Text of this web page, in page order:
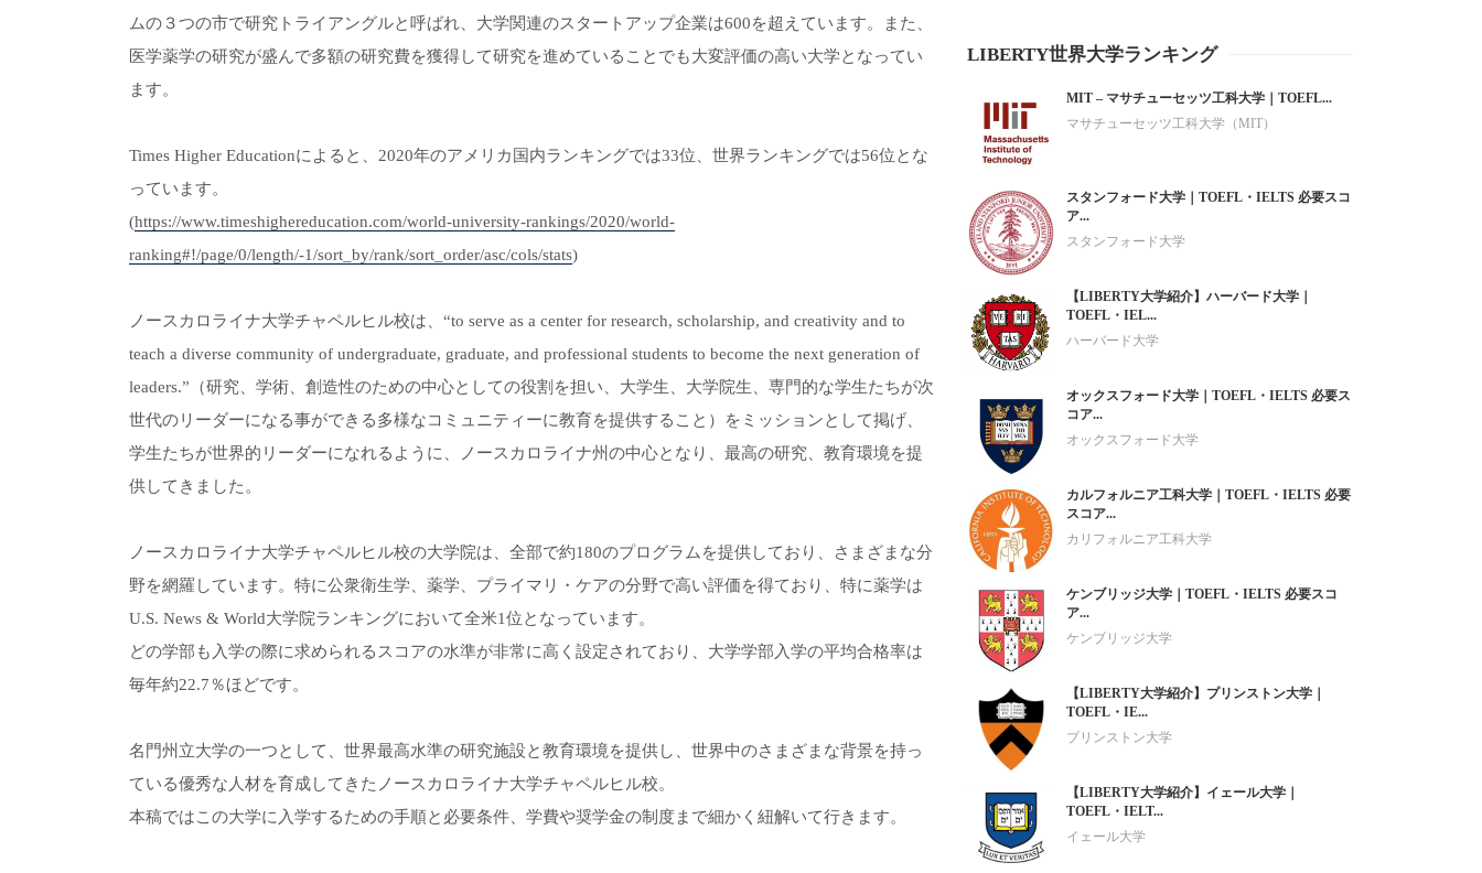
ムの３つの市で研究トライアングルと呼ばれ、大学関連のスタートアップ企業は600を超えています。また、
医学薬学の研究が盛んで多額の研究費を獲得して研究を進めていることでも大変評価の高い大学となってい
ます。
Times Higher Educationによると、2020年のアメリカ国内ランキングでは33位、世界ランキングでは56位とな
っています。
(https://www.timeshighereducation.com/world-university-rankings/2020/world-
ranking#!/page/0/length/-1/sort_by/rank/sort_order/asc/cols/stats)
ノースカロライナ大学チャペルヒル校は、“to serve as a center for research, scholarship, and creativity and to
teach a diverse community of undergraduate, graduate, and professional students to become the next generation of
leaders.”（研究、学術、創造性のための中心としての役割を担い、大学生、大学院生、専門的な学生たちが次
世代のリーダーになる事ができる多様なコミュニティーに教育を提供すること）をミッションとして掲げ、
学生たちが世界的リーダーになれるように、ノースカロライナ州の中心となり、最高の研究、教育環境を提
供してきました。
ノースカロライナ大学チャペルヒル校の大学院は、全部で約180のプログラムを提供しており、さまざまな分
野を網羅しています。特に公衆衛生学、薬学、プライマリ・ケアの分野で高い評価を得ており、特に薬学は
U.S. News & World大学院ランキングにおいて全米1位となっています。
どの学部も入学の際に求められるスコアの水準が非常に高く設定されており、大学学部入学の平均合格率は
毎年約22.7％ほどです。
名門州立大学の一つとして、世界最高水準の研究施設と教育環境を提供し、世界中のさまざまな背景を持っ
ている優秀な人材を育成してきたノースカロライナ大学チャペルヒル校。
本稿ではこの大学に入学するための手順と必要条件、学費や奨学金の制度まで細かく紐解いて行きます。
LIBERTY世界大学ランキング
MIT – マサチューセッツ工科大学｜TOEFL...
マサチューセッツ工科大学（MIT）
スタンフォード大学｜TOEFL・IELTS 必要スコ
ア...
スタンフォード大学
【LIBERTY大学紹介】ハーバード大学｜
TOEFL・IEL...
ハーバード大学
オックスフォード大学｜TOEFL・IELTS 必要ス
コア...
オックスフォード大学
カルフォルニア工科大学｜TOEFL・IELTS 必要
スコア...
カリフォルニア工科大学
ケンブリッジ大学｜TOEFL・IELTS 必要スコ
ア...
ケンブリッジ大学
【LIBERTY大学紹介】プリンストン大学｜
TOEFL・IE...
プリンストン大学
【LIBERTY大学紹介】イェール大学｜
TOEFL・IELT...
イェール大学